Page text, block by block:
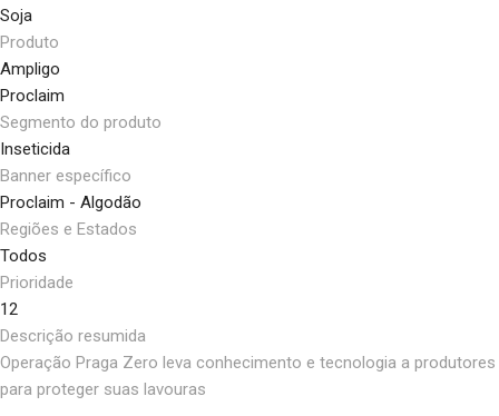
Soja
Produto
Ampligo
Proclaim
Segmento do produto
Inseticida
Banner específico
Proclaim - Algodão
Regiões e Estados
Todos
Prioridade
12
Descrição resumida
Operação Praga Zero leva conhecimento e tecnologia a produtores
para proteger suas lavouras